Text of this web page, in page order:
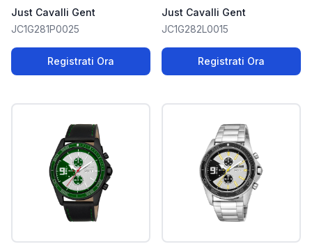
Just Cavalli Gent
JC1G281P0025
Registrati Ora
Just Cavalli Gent
JC1G282L0015
Registrati Ora